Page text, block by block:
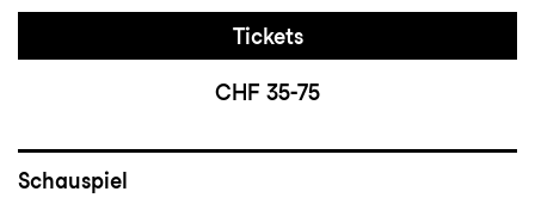
Tickets
CHF 35-75
Schauspiel